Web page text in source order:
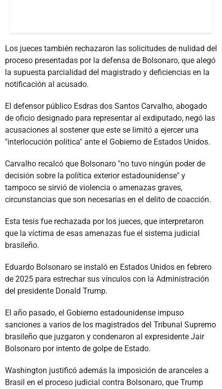
Los jueces también rechazaron las solicitudes de nulidad del
proceso presentadas por la defensa de Bolsonaro, que alegó
la supuesta parcialidad del magistrado y deficiencias en la
notificación al acusado.
El defensor público Esdras dos Santos Carvalho, abogado
de oficio designado para representar al exdiputado, negó las
acusaciones al sostener que este se limitó a ejercer una
"interlocución política" ante el Gobierno de Estados Unidos.
Carvalho recalcó que Bolsonaro "no tuvo ningún poder de
decisión sobre la política exterior estadounidense" y
tampoco se sirvió de violencia o amenazas graves,
circunstancias que son necesarias en el delito de coacción.
Esta tesis fue rechazada por los jueces, que interpretaron
que la víctima de esas amenazas fue el sistema judicial
brasileño.
Eduardo Bolsonaro se instaló en Estados Unidos en febrero
de 2025 para estrechar sus vínculos con la Administración
del presidente Donald Trump.
El año pasado, el Gobierno estadounidense impuso
sanciones a varios de los magistrados del Tribunal Supremo
brasileño que juzgaron y condenaron al expresidente Jair
Bolsonaro por intento de golpe de Estado.
Washington justificó además la imposición de aranceles a
Brasil en el proceso judicial contra Bolsonaro, que Trump